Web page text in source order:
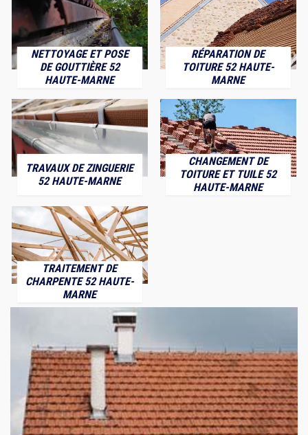
NETTOYAGE ET POSE
DE GOUTTIÈRE 52
HAUTE-MARNE
RÉPARATION DE
TOITURE 52 HAUTE-
MARNE
TRAVAUX DE ZINGUERIE
52 HAUTE-MARNE
CHANGEMENT DE
TOITURE ET TUILE 52
HAUTE-MARNE
TRAITEMENT DE
CHARPENTE 52 HAUTE-
MARNE